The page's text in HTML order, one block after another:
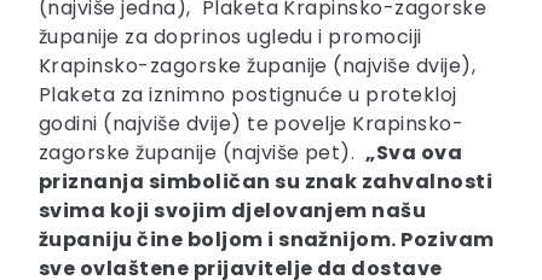
(najviše jedna), Plaketa Krapinsko-zagorske
županije za doprinos ugledu i promociji
Krapinsko-zagorske županije (najviše dvije),
Plaketa za iznimno postignuće u protekloj
godini (najviše dvije) te povelje Krapinsko-
zagorske županije (najviše pet).„Sva ova
priznanja simboličan su znak zahvalnosti
svima koji svojim djelovanjem našu
županiju čine boljom i snažnijom. Pozivam
sve ovlaštene prijavitelje da dostave